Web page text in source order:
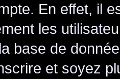
En effet, il
les
base de
et soyez